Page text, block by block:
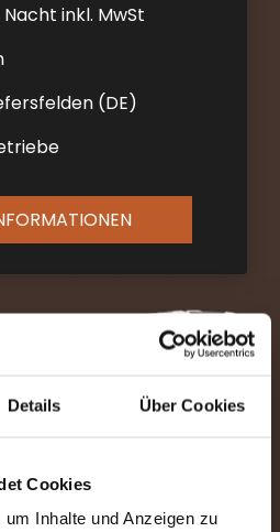
Details Über Cookies
Cookies
Inhalte und Anzeigen zu
inkl. MwSt
(DE)
inkl. MwSt